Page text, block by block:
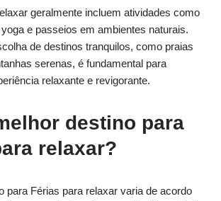
geralmente incluem atividades como
e passeios em ambientes naturais.
de destinos tranquilos, como praias
serenas, é fundamental para
relaxante e revigorante.
destino para
relaxar?
para Férias para relaxar varia de acordo